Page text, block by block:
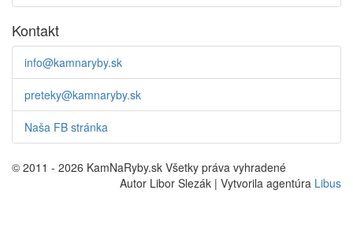
Kontakt
info@kamnaryby.sk
preteky@kamnaryby.sk
Naša FB stránka
© 2011 - 2026 KamNaRyby.sk Všetky práva vyhradené
Autor Libor Slezák | Vytvorila agentúra Libus